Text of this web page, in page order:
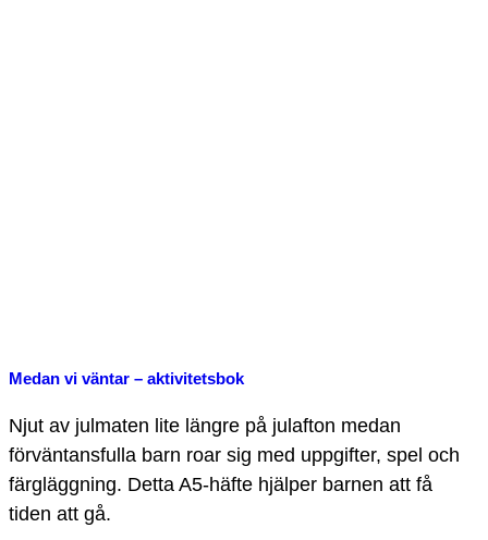
Medan vi väntar – aktivitetsbok
Njut av julmaten lite längre på julafton medan
förväntansfulla barn roar sig med uppgifter, spel och
färgläggning. Detta A5-häfte hjälper barnen att få
tiden att gå.